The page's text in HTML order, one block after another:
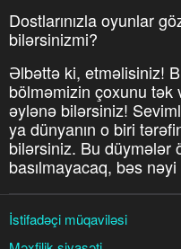
Dostlarınızla oyunlar
bilərsinizmi?
Əlbəttə ki, etməlisiniz!
bölməmizin çoxunu tək
əylənə bilərsiniz!
ya dünyanın o biri
bilərsiniz. Bu düymələr
basılmayacaq, bəs
İstifadəçi müqaviləsi